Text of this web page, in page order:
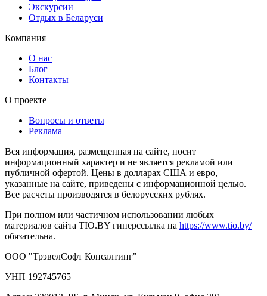
Экскурсии
Отдых в Беларуси
Компания
О нас
Блог
Контакты
О проекте
Вопросы и ответы
Реклама
Вся информация, размещенная на сайте, носит
информационный характер и не является рекламой или
публичной офертой. Цены в долларах США и евро,
указанные на сайте, приведены с информационной целью.
Все расчеты производятся в белорусских рублях.
При полном или частичном использовании любых
материалов сайта TIO.BY гиперссылка на https://www.tio.by/
обязательна.
ООО "ТрэвелСофт Консалтинг"
УНП 192745765